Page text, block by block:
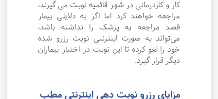
کار و کاردرمانی در شهر قائمیه نوبت می گیرند،
مراجعه خواهند کرد اما اگر به دلایلی بیمار
قصد مراجعه به پزشک را نداشته باشد،
می‌تواند به صورت اینترنتی نوبت رزرو شده
خود را لغو کرده تا این نوبت در اختیار بیماران
دیگر قرار گیرد.
مزایای رزرو نوبت دهی اینترنتی مطب